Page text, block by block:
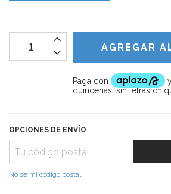
OPCIONES DE ENVÍO
No sé mi código postal